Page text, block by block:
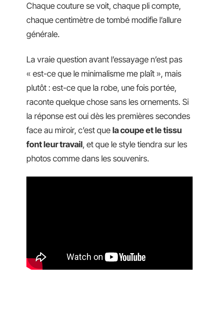
Chaque couture se voit, chaque pli compte,
chaque centimètre de tombé modifie l’allure
générale.
La vraie question avant l’essayage n’est pas
« est-ce que le minimalisme me plaît », mais
plutôt : est-ce que la robe, une fois portée,
raconte quelque chose sans les ornements. Si
la réponse est oui dès les premières secondes
face au miroir, c’est que la coupe et le tissu
font leur travail, et que le style tiendra sur les
photos comme dans les souvenirs.